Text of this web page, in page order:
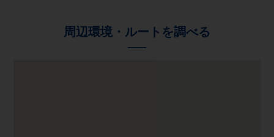
周辺環境・ルートを調べる